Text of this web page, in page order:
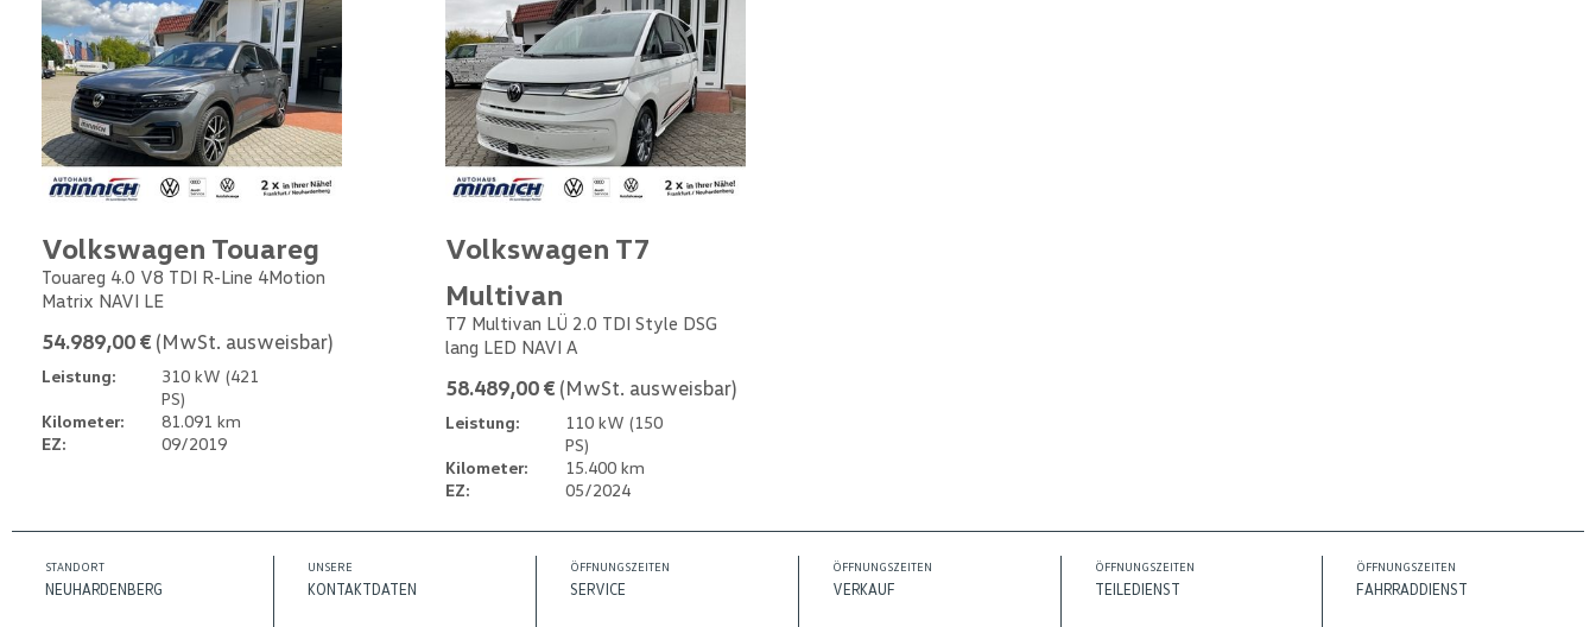
Volkswagen Touareg
Touareg 4.0 V8 TDI R-Line 4Motion
Matrix NAVI LE
54.989,00 € (MwSt. ausweisbar)
Leistung:
310 kW (421
PS)
Kilometer:
81.091 km
EZ:
09/2019
Volkswagen T7
Multivan
T7 Multivan LÜ 2.0 TDI Style DSG
lang LED NAVI A
58.489,00 € (MwSt. ausweisbar)
Leistung:
110 kW (150
PS)
Kilometer:
15.400 km
EZ:
05/2024
STANDORT
NEUHARDENBERG
UNSERE
KONTAKTDATEN
ÖFFNUNGSZEITEN
SERVICE
ÖFFNUNGSZEITEN
VERKAUF
ÖFFNUNGSZEITEN
TEILEDIENST
ÖFFNUNGSZEITEN
FAHRRADDIENST